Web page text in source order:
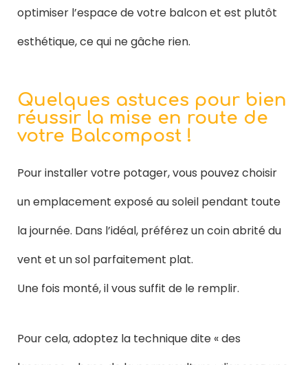
optimiser l’espace de votre balcon et est plutôt
esthétique, ce qui ne gâche rien.
Quelques astuces pour bien
réussir la mise en route de
votre Balcompost !
Pour installer votre potager, vous pouvez choisir
un emplacement exposé au soleil pendant toute
la journée. Dans l’idéal, préférez un coin abrité du
vent et un sol parfaitement plat.
Une fois monté, il vous suffit de le remplir.
Pour cela, adoptez la technique dite « des